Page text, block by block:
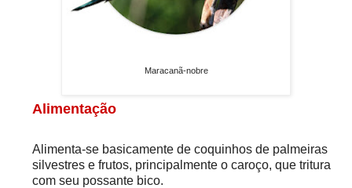
Maracanã-nobre
Alimentação
Alimenta-se basicamente de coquinhos de palmeiras
silvestres e frutos, principalmente o caroço, que tritura
com seu possante bico.